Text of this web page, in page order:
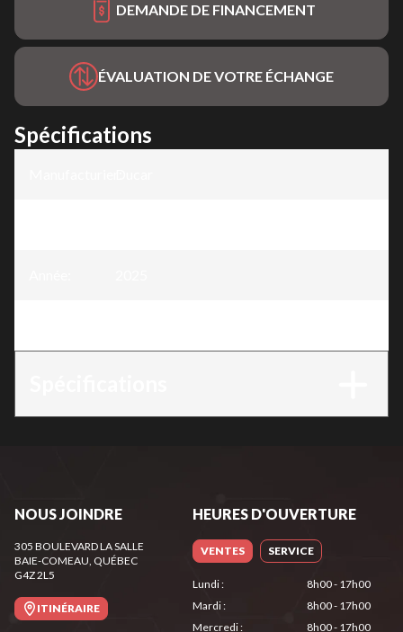
DEMANDE DE FINANCEMENT
ÉVALUATION DE VOTRE ÉCHANGE
Spécifications
NOUS JOINDRE
305 BOULEVARD LA SALLE
BAIE-COMEAU, QUÉBEC
G4Z 2L5
ITINÉRAIRE
HEURES D'OUVERTURE
VENTES SERVICE
Lundi:
8h00 - 17h00
Mardi:
8h00 - 17h00
Mercredi: 8h00 - 17h00